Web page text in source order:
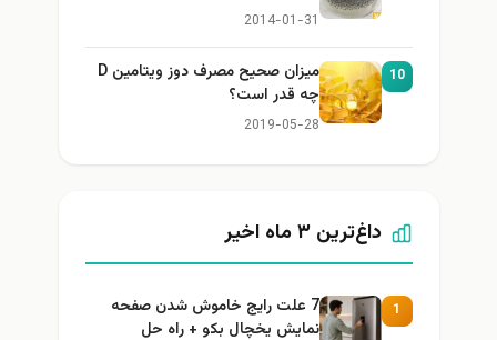
2014-01-31
10
میزان صحیح مصرف دوز ویتامین D
چه قدر است؟
2019-05-28
داغ‌ترین ۳ ماه اخیر
1
7 علت رایج خاموش شدن صفحه
نمایش یخچال بکو + راه حل